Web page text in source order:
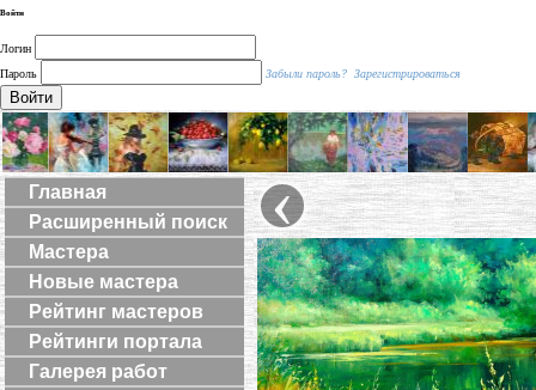
Войти
Логин
Пароль
Забыли пароль? Зарегистрироваться
Войти
Главная
Расширенный поиск
Мастера
Новые мастера
Рейтинг мастеров
Рейтинги портала
Галерея работ
‹